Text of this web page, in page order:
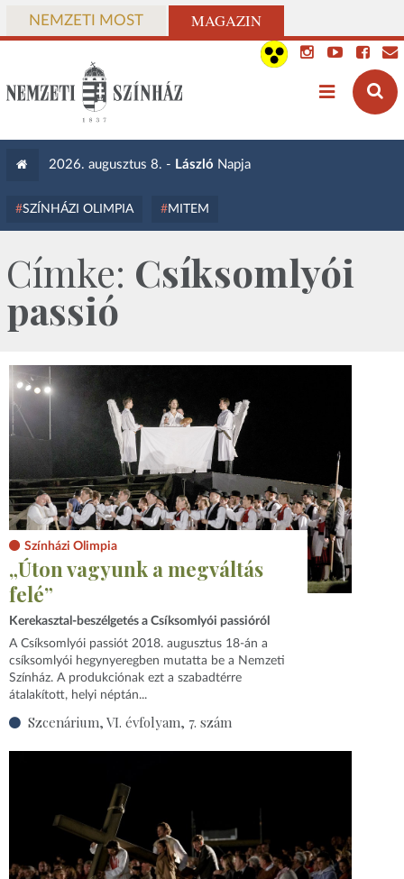
NEMZETI MOST MAGAZIN
2026. augusztus 8. - László Napja
SZÍNHÁZI OLIMPIA MITEM
Címke: Csíksomlyói
passió
Színházi Olimpia
„Úton vagyunk a megváltás
felé”
Kerekasztal-beszélgetés a Csíksomlyói passióról
A Csíksomlyói passiót 2018. augusztus 18-án a
csíksomlyói hegynyeregben mutatta be a Nemzeti
Színház. A produkciónak ezt a szabadtérre
átalakított, helyi néptán...
Szcenárium, VI. évfolyam, 7. szám